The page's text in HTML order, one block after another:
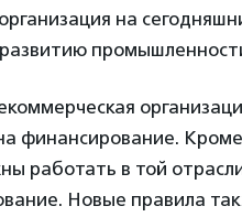
на
финансирование. Кроме
работать в той
Новые правила